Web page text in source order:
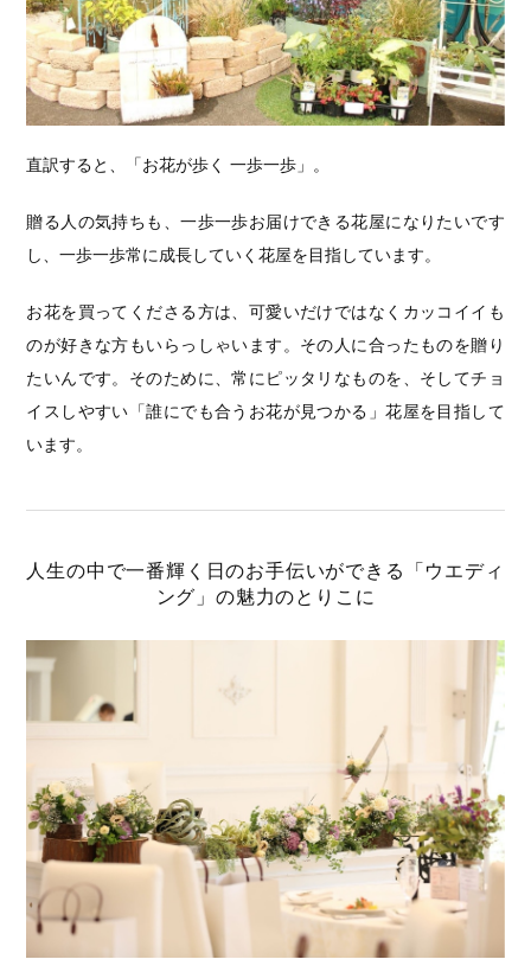
直訳すると、「お花が歩く 一歩一歩」。
贈る人の気持ちも、一歩一歩お届けできる花屋になりたいです
し、一歩一歩常に成長していく花屋を目指しています。
お花を買ってくださる方は、可愛いだけではなくカッコイイも
のが好きな方もいらっしゃいます。その人に合ったものを贈り
たいんです。そのために、常にピッタリなものを、そしてチョ
イスしやすい「誰にでも合うお花が見つかる」花屋を目指して
います。
人生の中で一番輝く日のお手伝いができる「ウエディ
ング」の魅力のとりこに